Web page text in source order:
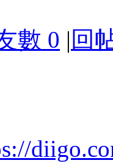
數 0 | 回